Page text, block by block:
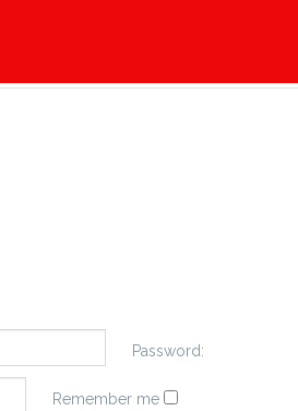
Password:
Remember me